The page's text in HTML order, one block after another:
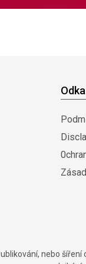
nebo